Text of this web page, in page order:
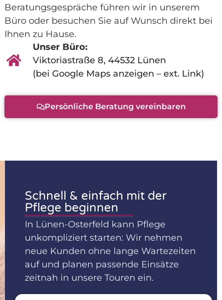
Beratungsgespräche führen wir in unserem
Büro oder besuchen Sie auf Wunsch direkt bei
Ihnen zu Hause.
Unser Büro:
Viktoriastraße 8, 44532 Lünen
(bei Google Maps anzeigen – ext. Link)
Persönliche Beratung vereinbaren
Schnell & einfach mit der
Pflege beginnen
In Lünen-Osterfeld kann Pflege
unkompliziert starten: Wir nehmen
neue Kunden ohne lange Wartezeiten
auf und planen passende Einsätze
zeitnah in unsere Touren ein.